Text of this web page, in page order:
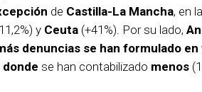
de Castilla-La Mancha, en
y Ceuta (+41%). Por su lado,
denuncias se han formulado
donde se han contabilizado menos